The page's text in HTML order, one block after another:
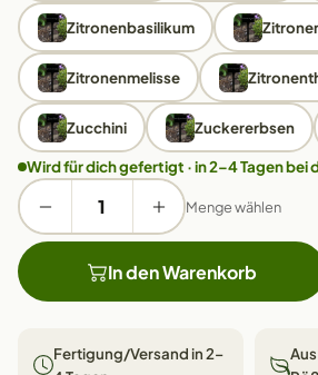
Zitronenbasilikum
Zitronenmelisse
Zucchini Zuckererbsen
Wird für dich gefertigt · in 2–4 Tagen bei
Menge wählen
In den Warenkorb
Fertigung/Versand in 2–